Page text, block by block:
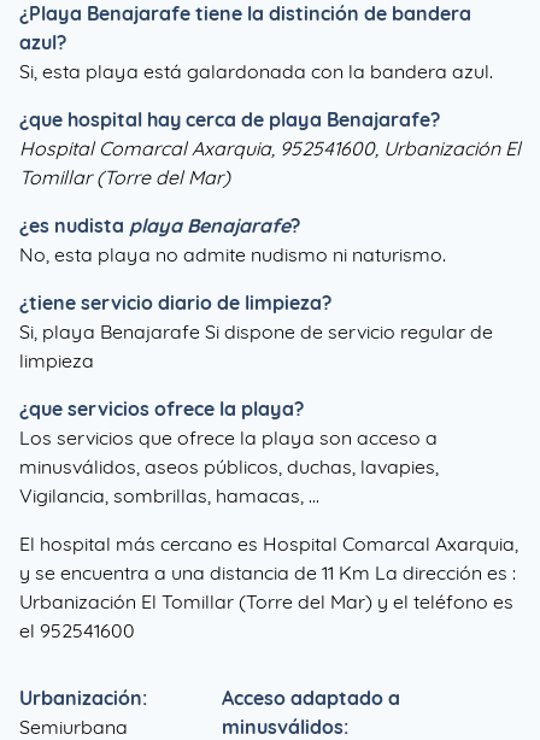
¿Playa Benajarafe tiene la distinción de bandera
azul?
Si, esta playa está galardonada con la bandera azul.
¿que hospital hay cerca de playa Benajarafe?
Hospital Comarcal Axarquia, 952541600, Urbanización El
Tomillar (Torre del Mar)
¿es nudista playa Benajarafe?
No, esta playa no admite nudismo ni naturismo.
¿tiene servicio diario de limpieza?
Si, playa Benajarafe Si dispone de servicio regular de
limpieza
¿que servicios ofrece la playa?
Los servicios que ofrece la playa son acceso a
minusválidos, aseos públicos, duchas, lavapies,
Vigilancia, sombrillas, hamacas, ...
El hospital más cercano es Hospital Comarcal Axarquia,
y se encuentra a una distancia de 11 Km La dirección es :
Urbanización El Tomillar (Torre del Mar) y el teléfono es
el 952541600
Urbanización:
Semiurbana
Acceso adaptado a
minusválidos: